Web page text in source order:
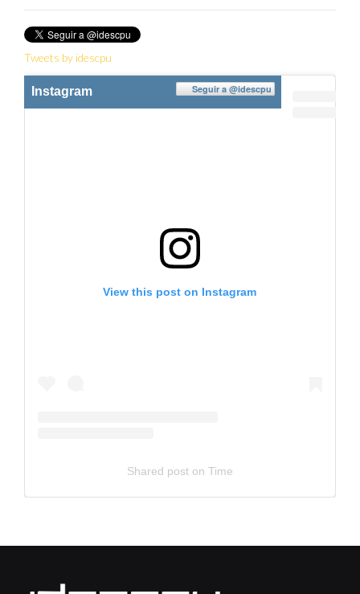
Tweets by idescpu
Instagram Seguir a @idescpu
View this post on Instagram
Shared poston Time
Post
Generator